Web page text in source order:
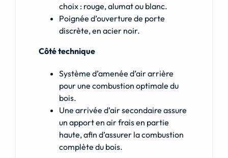
choix : rouge, alumat ou blanc.
Poignée d’ouverture de porte
discrète, en acier noir.
Côté technique
Système d’amenée d’air arrière
pour une combustion optimale du
bois.
Une arrivée d’air secondaire assure
un apport en air frais en partie
haute, afin d’assurer la combustion
complète du bois.